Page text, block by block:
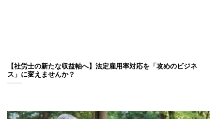
【社労士の新たな収益軸へ】法定雇用率対応を「攻めのビジネ
ス」に変えませんか？